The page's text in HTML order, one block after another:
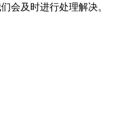
会及时进行处理解决。